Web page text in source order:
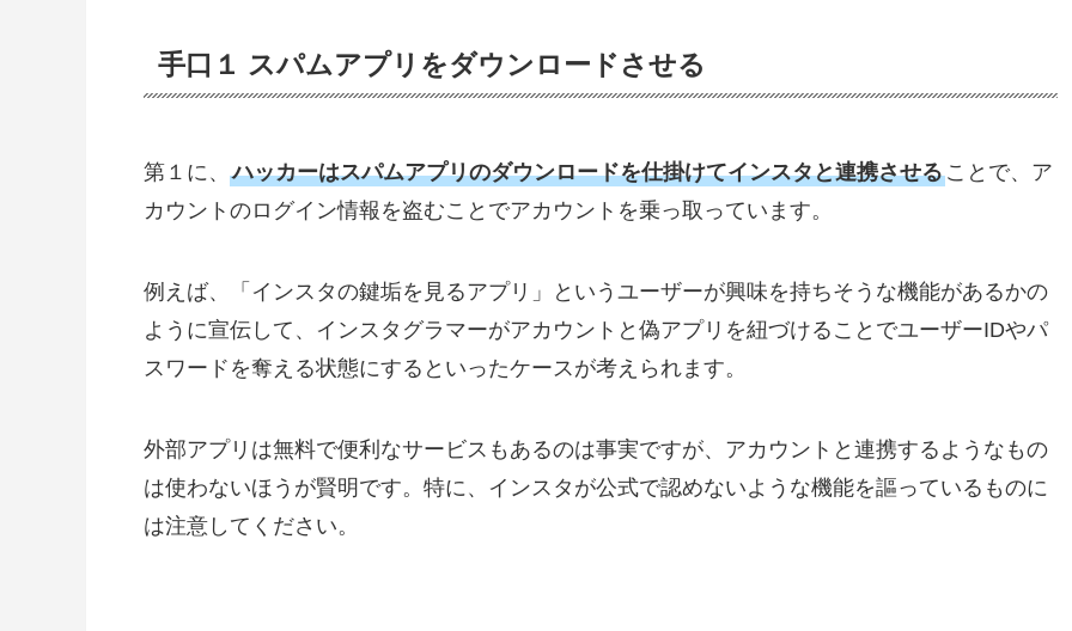
手口１ スパムアプリをダウンロードさせる
第１に、 ハッカーはスパムアプリのダウンロードを仕掛けてインスタと連携させる ことで、ア
カウントのログイン情報を盗むことでアカウントを乗っ取っています。
例えば、「インスタの鍵垢を見るアプリ」というユーザーが興味を持ちそうな機能があるかの
ように宣伝して、インスタグラマーがアカウントと偽アプリを紐づけることでユーザーIDやパ
スワードを奪える状態にするといったケースが考えられます。
外部アプリは無料で便利なサービスもあるのは事実ですが、アカウントと連携するようなもの
は使わないほうが賢明です。特に、インスタが公式で認めないような機能を謳っているものに
は注意してください。